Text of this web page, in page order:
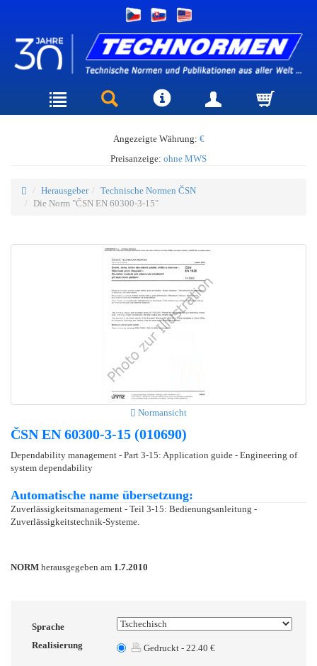
Angezeigte Währung: €
Preisanzeige: ohne MWS
Herausgeber
Technische Normen ČSN
Die Norm "ČSN EN 60300-3-15"
Normansicht
ČSN EN 60300-3-15 (010690)
Dependability management - Part 3-15: Application guide - Engineering of
system dependability
Automatische name übersetzung:
Zuverlässigkeitsmanagement - Teil 3-15: Bedienungsanleitung -
Zuverlässigkeitstechnik-Systeme.
NORM herausgegeben am 1.7.2010
Sprache
Realisierung
Gedruckt - 22.40 €